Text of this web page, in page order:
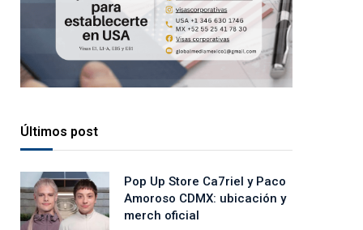
Últimos post
Pop Up Store Ca7riel y Paco
Amoroso CDMX: ubicación y
merch oficial